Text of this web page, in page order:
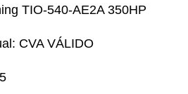
TIO-540-AE2A 350HP
CVA VÁLIDO